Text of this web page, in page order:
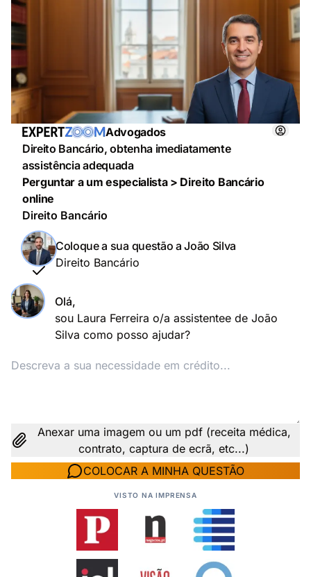
Advogados
Direito Bancário, obtenha imediatamente
assistência adequada
Perguntar a um especialista > Direito Bancário
online
Direito Bancário
Coloque a sua questão a João Silva
Direito Bancário
Olá,
sou Laura Ferreira o/a assistentee de João
Silva como posso ajudar?
Anexar uma imagem ou um pdf (receita médica,
contrato, captura de ecrã, etc...)
COLOCAR A MINHA QUESTÃO
VISTO NA IMPRENSA